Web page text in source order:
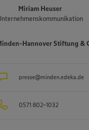
die polnische Grenze und
Teil von Ostwestfalen-Lippe,
gehören
für
und Klimaschutz. Seit
und nachhaltiges Handeln
Miriam Heuser
Hannover Stiftung &
presse@minden.edeka.de
0571 802-1032